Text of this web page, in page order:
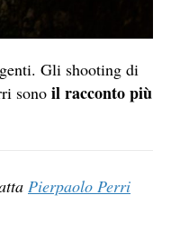
Gli shooting di
sono il racconto più
Pierpaolo Perri